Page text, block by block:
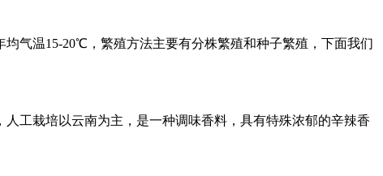
气温15-20℃，繁殖方法主要有分株繁殖和种子繁殖，下面我们
工栽培以云南为主，是一种调味香料，具有特殊浓郁的辛辣香